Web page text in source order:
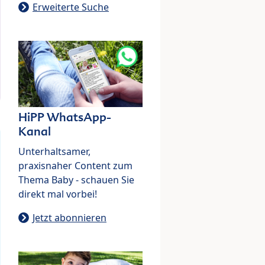
Erweiterte Suche
HiPP WhatsApp-
Kanal
Unterhaltsamer,
praxisnaher Content zum
Thema Baby - schauen Sie
direkt mal vorbei!
Jetzt abonnieren